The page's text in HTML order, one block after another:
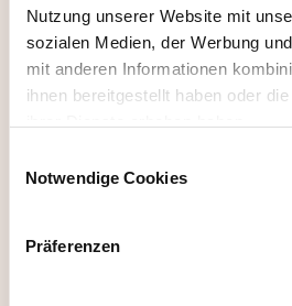
Nutzung unserer Website mit
sozialen Medien, der Werbung
mit anderen Informationen
ihnen bereitgestellt haben oder
Notwendige Cookies
Präferenzen
WAS ERHALTEN
DER